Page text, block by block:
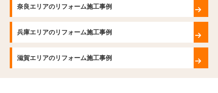
奈良エリアのリフォーム施工事例
兵庫エリアのリフォーム施工事例
滋賀エリアのリフォーム施工事例